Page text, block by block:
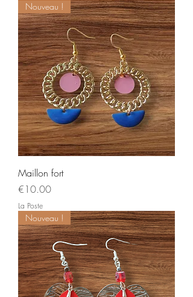
Nouveau !
Maillon fort
Price
€10.00
La Poste
Nouveau !